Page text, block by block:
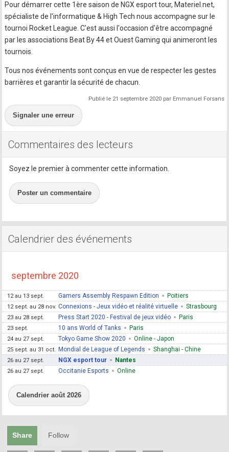
Pour démarrer cette 1ère saison de NGX esport tour, Materiel.net,
spécialiste de l'informatique & High Tech nous accompagne sur le
tournoi Rocket League. C'est aussi l'occasion d'être accompagné
par les associations Beat By 44 et Ouest Gaming qui animeront les
tournois.
Tous nos événements sont conçus en vue de respecter les gestes
barrières et garantir la sécurité de chacun.
Publié le 21 septembre 2020 par Emmanuel Forsans
Signaler une erreur
Commentaires des lecteurs
Soyez le premier à commenter cette information.
Poster un commentaire
Calendrier des événements
septembre 2020
12 au 13 sept. Gamers Assembly Respawn Edition Poitiers
12 sept. au 28 nov. Connexions - Jeux vidéo et réalité virtuelle Strasbourg
23 au 28 sept. Press Start 2020 - Festival de jeux vidéo Paris
23 sept. 10 ans World of Tanks Paris
24 au 27 sept. Tokyo Game Show 2020 Online - Japon
25 sept. au 31 oct. Mondial de League of Legends Shanghai - Chine
26 au 27 sept. NGX esport tour Nantes
26 au 27 sept. Occitanie Esports Online
Calendrier août 2026
Share Follow